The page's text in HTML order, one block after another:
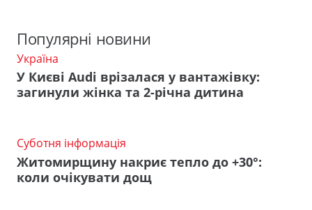
Популярні новини
Україна
У Києві Audi врізалася у вантажівку:
загинули жінка та 2-річна дитина
Суботня інформація
Житомирщину накриє тепло до +30°:
коли очікувати дощ